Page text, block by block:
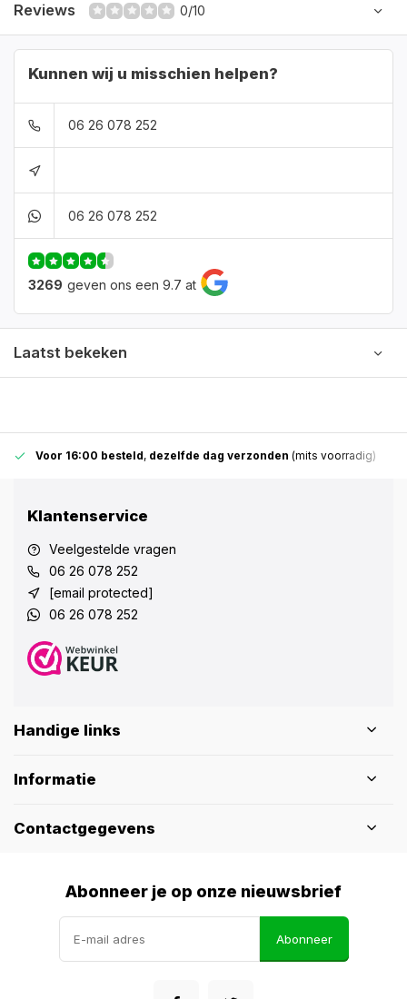
Reviews 0/10
Kunnen wij u misschien helpen?
06 26 078 252
06 26 078 252
3269 geven ons een 9.7 at
Laatst bekeken
Voor 16:00 besteld, dezelfde dag verzonden (mits voorradig)
Klantenservice
Veelgestelde vragen
06 26 078 252
[email protected]
06 26 078 252
Handige links
Informatie
Contactgegevens
Abonneer je op onze nieuwsbrief
Abonneer